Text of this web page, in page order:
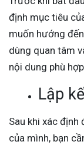
định mục tiêu
muốn hướng
dùng quan tâm
nội dung phù
Lập
Sau khi xác
của mình, bạn